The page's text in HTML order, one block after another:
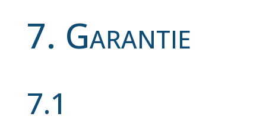
7. Garantie
7.1